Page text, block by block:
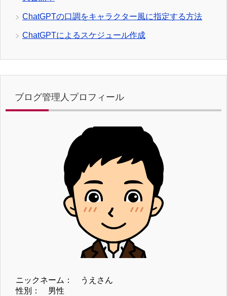
ChatGPTの口調をキャラクター風に指定する方法
ChatGPTによるスケジュール作成
ブログ管理人プロフィール
ニックネーム： うえさん
性別： 男性